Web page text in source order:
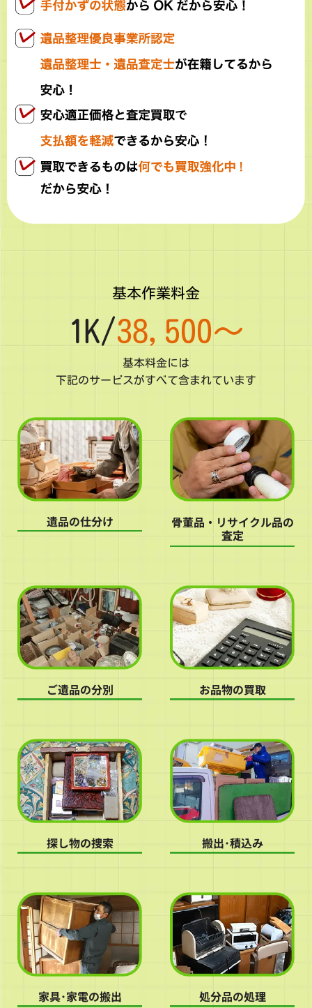
基本作業料金
1K/38,500〜
基本料金には
下記のサービスがすべて含まれています
遺品の仕分け 骨董品・リサイクル品の
査定
ご遺品の分別 お品物の買取
探し物の捜索 搬出･積込み
家具･家電の搬出 処分品の処理